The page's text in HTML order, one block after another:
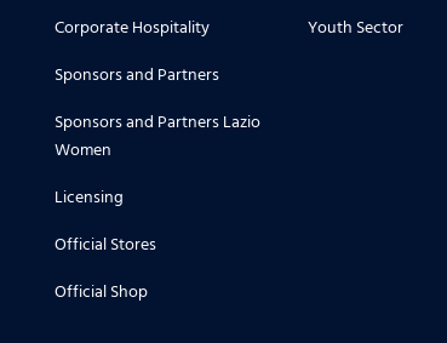
Corporate Hospitality
Sponsors and Partners
Sponsors and Partners Lazio
Women
Licensing
Official Stores
Official Shop
Youth Sector